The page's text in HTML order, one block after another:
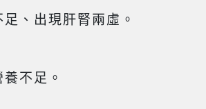
、出現肝腎兩虛。
不足。